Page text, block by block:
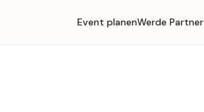
Event planenWerde Partner